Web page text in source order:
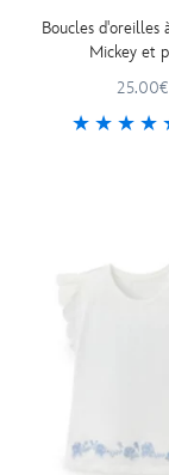
Boucles d'oreilles
Mickey et
25.00€